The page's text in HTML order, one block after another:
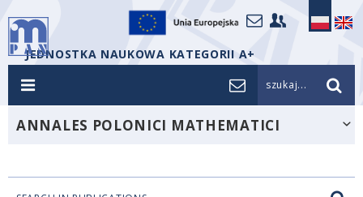
JEDNOSTKA NAUKOWA KATEGORII A+
szukaj...
ANNALES POLONICI MATHEMATICI